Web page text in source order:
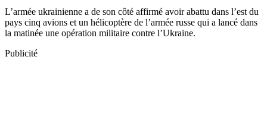
L’armée ukrainienne a de son côté affirmé avoir abattu dans l’est du
pays cinq avions et un hélicoptère de l’armée russe qui a lancé dans
la matinée une opération militaire contre l’Ukraine.
Publicité